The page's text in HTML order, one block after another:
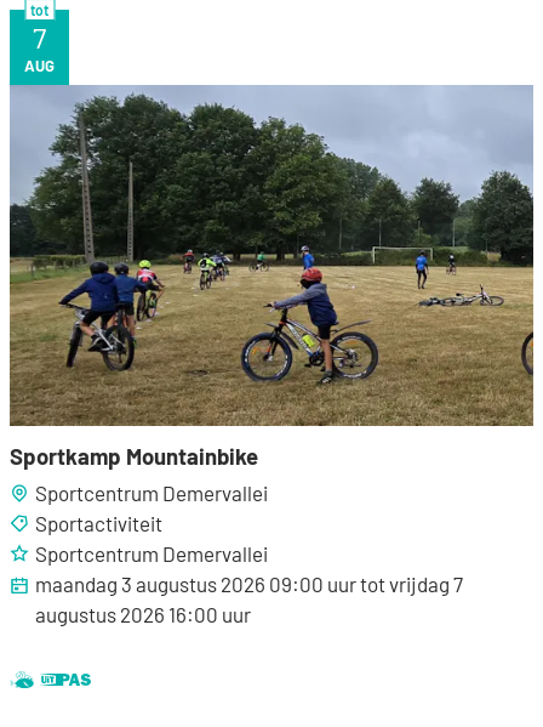
tot
VR
7
AUG
Sportkamp Mountainbike
Sportkamp Mountainbike
Sportcentrum Demervallei
Sportactiviteit
Sportcentrum Demervallei
maandag 3 augustus 2026 09:00 uurtotvrijdag 7
augustus 2026 16:00 uur
Samen met kinderen eropuit!